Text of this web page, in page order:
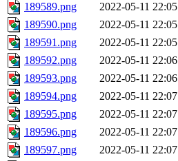
189589.png
2022-05-11 22:05
189590.png
2022-05-11 22:05
189591.png
2022-05-11 22:05
189592.png
2022-05-11 22:06
189593.png
2022-05-11 22:06
189594.png
2022-05-11 22:07
189595.png
2022-05-11 22:07
189596.png
2022-05-11 22:07
189597.png
2022-05-11 22:07